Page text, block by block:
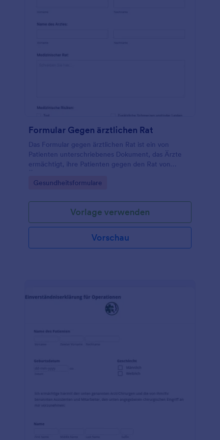
Formular Gegen ärztlichen Rat
Das Formular gegen ärztlichen Rat ist ein von
Patienten unterschriebenes Dokument, das Ärzte
ermächtigt, ihre Patienten gegen den Rat von
Formular abgekürzt. Es ist ein juristisches
ärztlichen Rat einzuwilligen. Einige Patienten
können gegen den ärztlichen Rat einen Antrag
stellen, z.B. Patienten mit einer Vorerkrankung oder
Patienten, die nicht in der Lage sind, eine
Entscheidung zu treffen. Jotform ist einfach zu
Antworten bearbeiten und archivieren und bei
Bedarf erforderliche Felder hinzufügen. Passen Sie
Tools und -Widgets weiter an. Binden Sie es
Go to Category:
Gesundheitsformulare
Vorlage verwenden
Vorschau